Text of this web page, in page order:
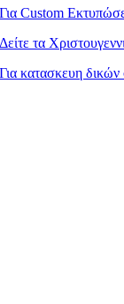
Για Custom
Δείτε τα
Για κατασκευη δικών